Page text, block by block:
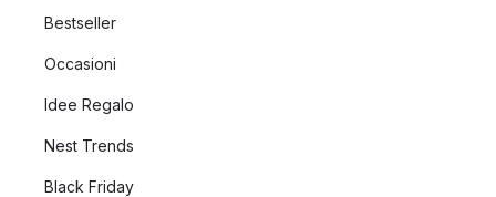
Bestseller
Occasioni
Idee Regalo
Nest Trends
Black Friday